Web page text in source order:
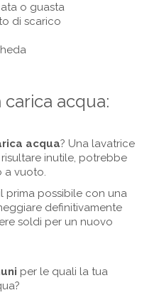
o guasta
di scarico
acqua:
acqua? Una lavatrice
inutile, potrebbe
a vuoto.
prima possibile con una
definitivamente
soldi per un nuovo
per le quali la tua